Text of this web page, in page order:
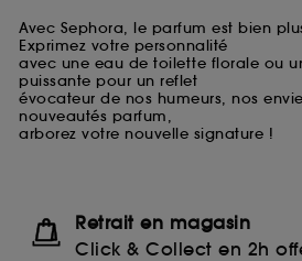
Avec Sephora, le parfum est bien
Exprimez votre personnalité
avec une eau de toilette florale ou
puissante pour un reflet
évocateur de nos humeurs, nos
nouveautés parfum,
arborez votre nouvelle signature !
Retrait en magasin
Click & Collect en 2h